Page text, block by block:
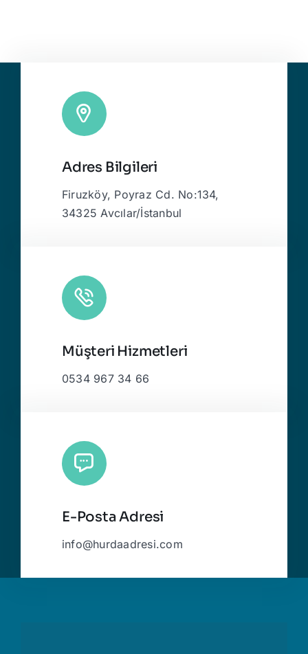
Adres Bilgileri
Firuzköy, Poyraz Cd. No:134,
34325 Avcılar/İstanbul
Müşteri Hizmetleri
0534 967 34 66
E-Posta Adresi
info@hurdaadresi.com